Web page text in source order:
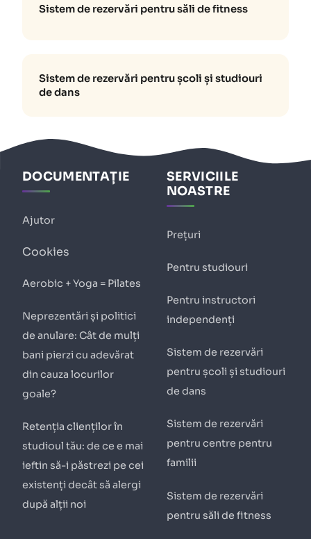
Sistem de rezervări pentru săli de fitness
Sistem de rezervări pentru școli și studiouri
de dans
DOCUMENTAȚIE
Ajutor
Cookies
Aerobic + Yoga = Pilates
Neprezentări și politici
de anulare: Cât de mulți
bani pierzi cu adevărat
din cauza locurilor
goale?
Retenția clienților în
studioul tău: de ce e mai
ieftin să-i păstrezi pe cei
existenți decât să alergi
după alții noi
SERVICIILE
NOASTRE
Prețuri
Pentru studiouri
Pentru instructori
independenți
Sistem de rezervări
pentru școli și studiouri
de dans
Sistem de rezervări
pentru centre pentru
familii
Sistem de rezervări
pentru săli de fitness